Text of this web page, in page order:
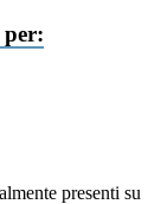
per:
presenti su